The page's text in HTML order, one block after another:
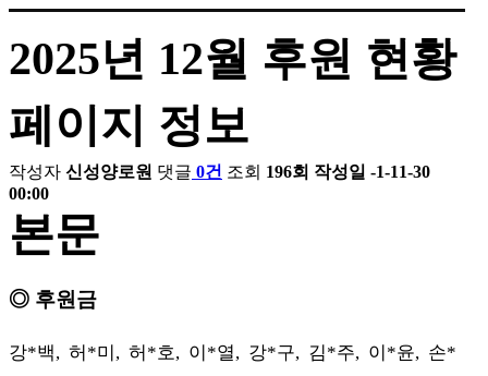
2025년 12월 후원 현황
페이지 정보
작성자 신성양로원 댓글 0건 조회 196회 작성일 -1-11-30
00:00
본문
◎ 후원금
강*백, 허 *미 , 허 *호, 이 *열, 강*구, 김*주, 이 *윤, 손*